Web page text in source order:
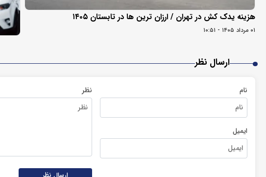
هزینه یدک کش در تهران / ارزان ترین ها در تابستان ۱۴۰۵
۰۱ مرداد ۱۴۰۵ - ۱۰:۵۱
ارسال نظر
نام
ایمیل
نظر